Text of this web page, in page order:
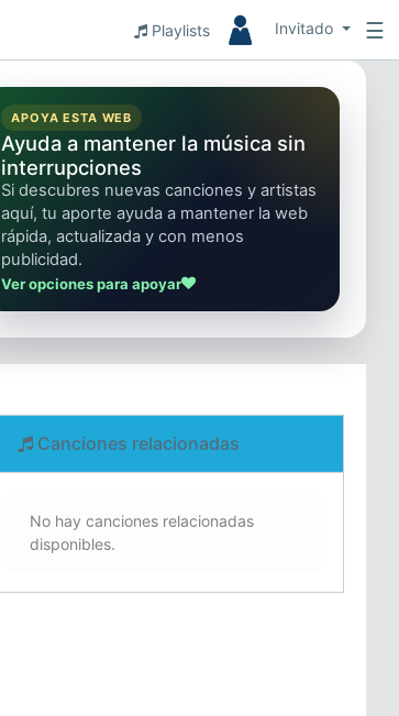
Playlists Invitado ☰
APOYA ESTA WEB
Ayuda a mantener la música sin
interrupciones
Si descubres nuevas canciones y artistas
aquí, tu aporte ayuda a mantener la web
rápida, actualizada y con menos
publicidad.
Ver opciones para apoyar
Canciones relacionadas
No hay canciones relacionadas
disponibles.